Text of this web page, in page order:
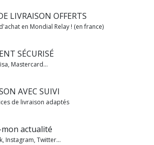
LIVRAISON OFFERTS
en Mondial Relay ! (en france)
SÉCURISÉ
Mastercard...
AVEC SUIVI
de livraison adaptés
actualité
Instagram, Twitter...